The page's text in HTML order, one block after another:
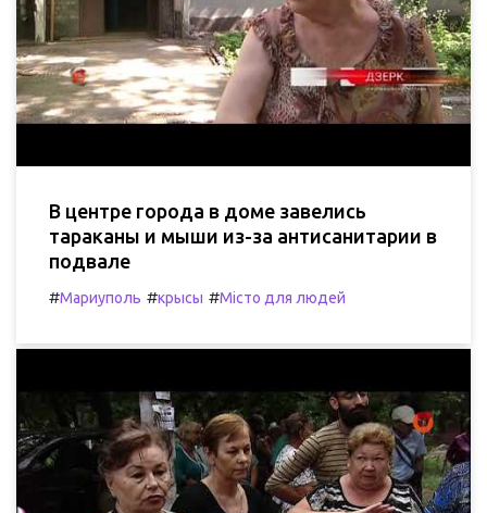
В центре города в доме завелись
тараканы и мыши из-за антисанитарии в
подвале
#Мариуполь #крысы #Місто для людей